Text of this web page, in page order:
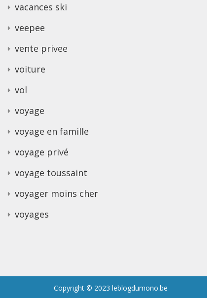
vacances ski
veepee
vente privee
voiture
vol
voyage
voyage en famille
voyage privé
voyage toussaint
voyager moins cher
voyages
Copyright © 2023 leblogdumono.be